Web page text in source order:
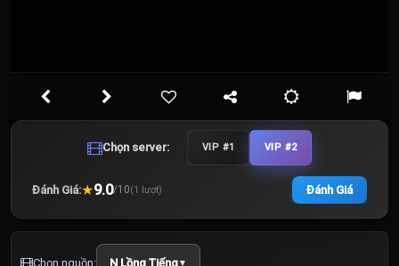
Chọn server: VIP #1 VIP #2
Đánh Giá:★9.0/10(1 lượt) Đánh Giá
Chọn nguồn: N Lồng Tiếng▼